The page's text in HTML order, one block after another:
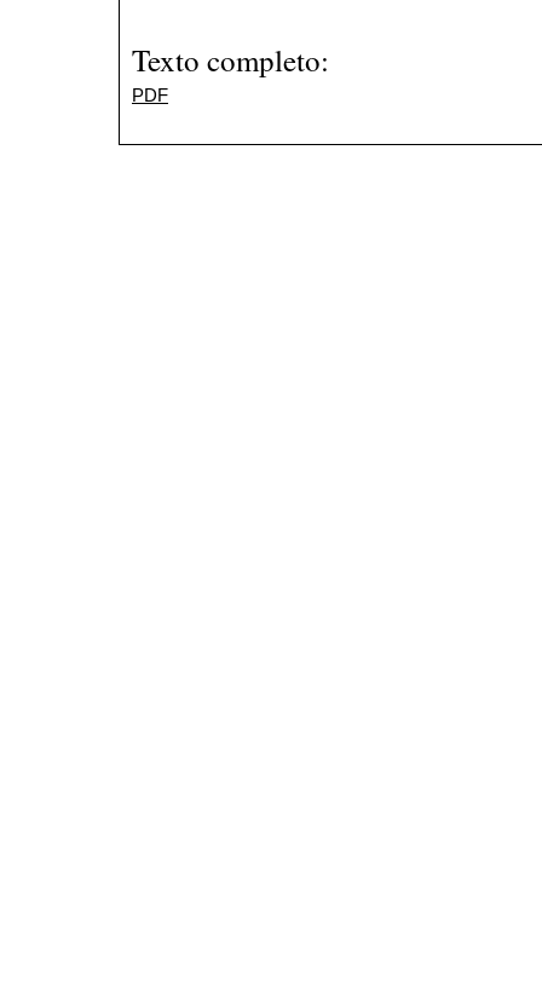
Texto completo:
PDF